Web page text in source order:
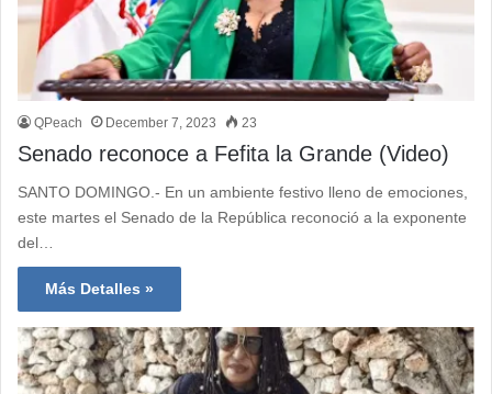
QPeach December 7, 2023 23
Senado reconoce a Fefita la Grande (Video)
SANTO DOMINGO.- En un ambiente festivo lleno de emociones,
este martes el Senado de la República reconoció a la exponente
del…
Más Detalles »